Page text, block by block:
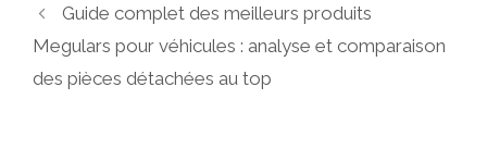
Guide complet des meilleurs produits
Megulars pour véhicules : analyse et comparaison
des pièces détachées au top